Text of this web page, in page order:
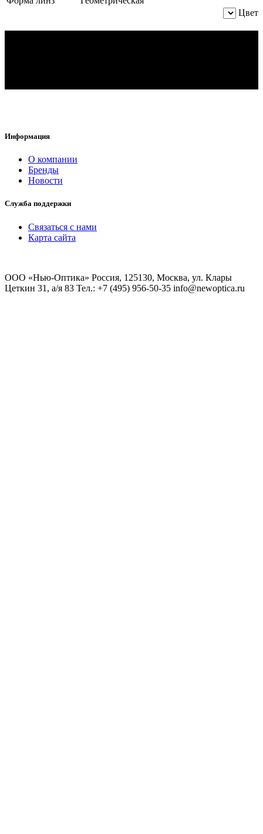
Цвет
Информация
O компании
Бренды
Новости
Служба поддержки
Связаться с нами
Карта сайта
ООО «Нью-Оптика» Россия, 125130, Москва, ул. Клары
Цеткин 31, а/я 83 Тел.: +7 (495) 956-50-35 info@newoptica.ru